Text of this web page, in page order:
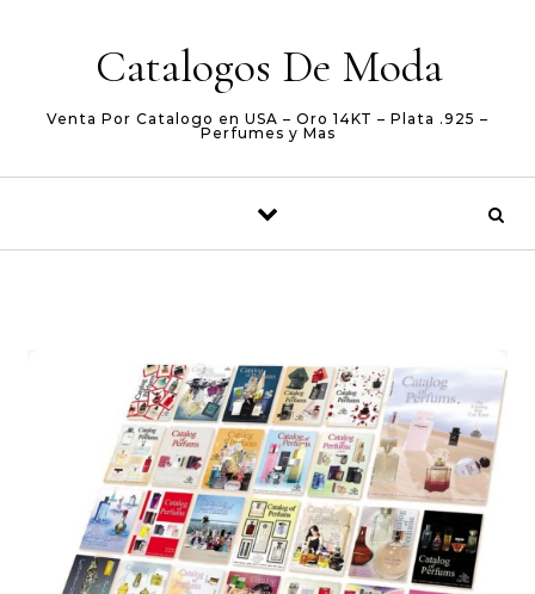
Catalogos De Moda
Venta Por Catalogo en USA – Oro 14KT – Plata .925 –
Perfumes y Mas